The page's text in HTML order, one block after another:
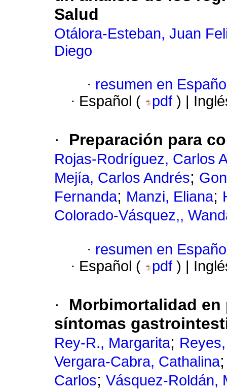
Salud
Otálora-Esteban, Juan
Diego
· resumen en
· Español ( pdf ) |
· Preparación para
Rojas-Rodríguez, Carlos
Mejía, Carlos Andrés;
Fernanda; Manzi, Eliana;
Colorado-Vásquez,,
· resumen en
· Español ( pdf ) |
·
Morbimortalidad
síntomas
Rey-R., Margarita;
Vergara-Cabra, Cathalina
Carlos; Vásquez-Roldán,